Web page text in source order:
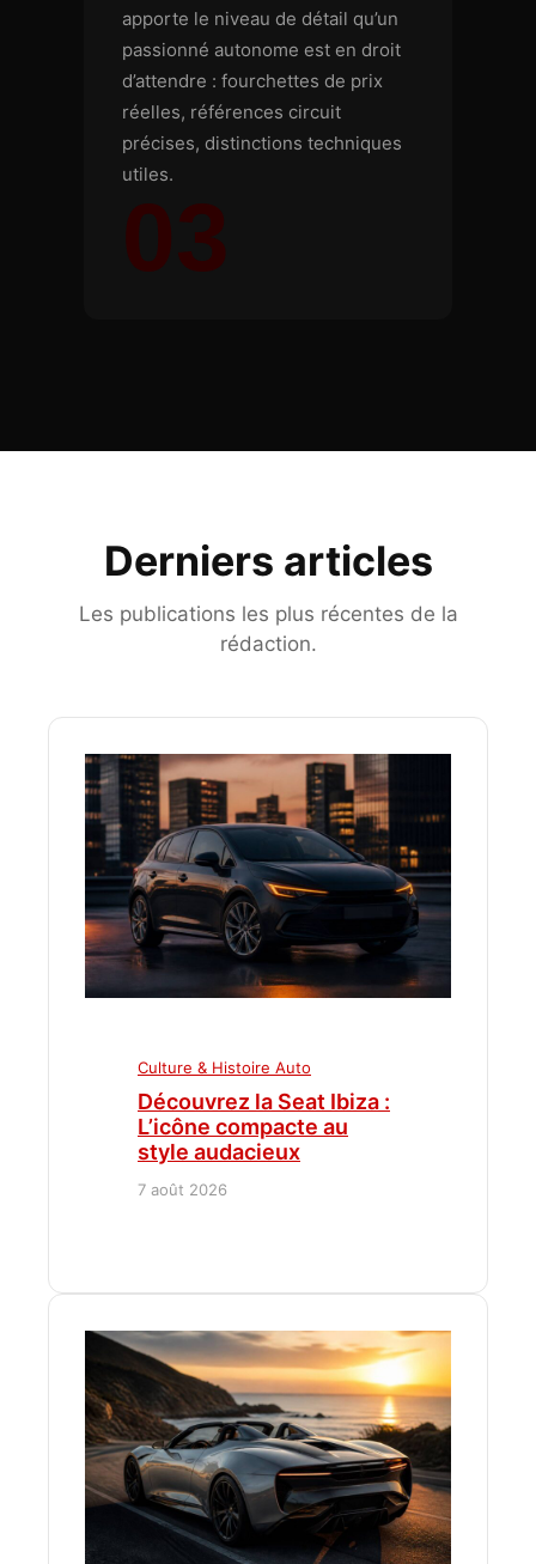
apporte le niveau de détail qu’un
passionné autonome est en droit
d’attendre : fourchettes de prix
réelles, références circuit
précises, distinctions techniques
utiles.
03
Derniers articles
Les publications les plus récentes de la
rédaction.
Culture & Histoire Auto
Découvrez la Seat Ibiza :
L’icône compacte au
style audacieux
7 août 2026